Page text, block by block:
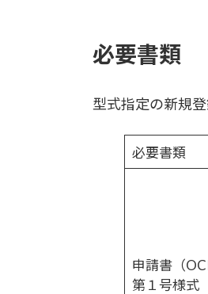
必要書類
型式指定の新規
必要書類
申請書（
第１号様式